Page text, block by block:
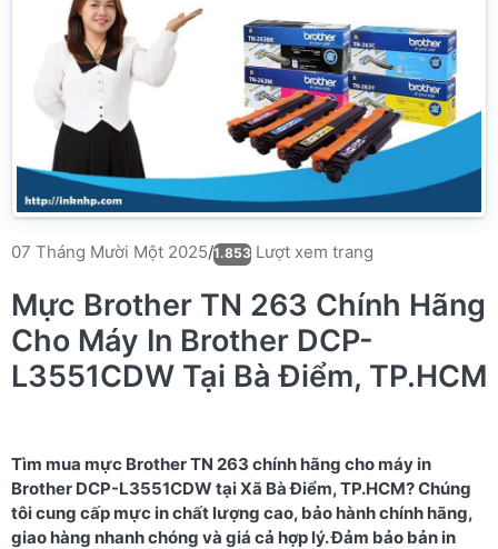
07 Tháng Mười Một 2025/1.853 Lượt xem trang
Mực Brother TN 263 Chính Hãng
Cho Máy In Brother DCP-
L3551CDW Tại Bà Điểm, TP.HCM
Tìm mua mực Brother TN 263 chính hãng cho máy in
Brother DCP-L3551CDW tại Xã Bà Điểm, TP.HCM? Chúng
tôi cung cấp mực in chất lượng cao, bảo hành chính hãng,
giao hàng nhanh chóng và giá cả hợp lý. Đảm bảo bản in